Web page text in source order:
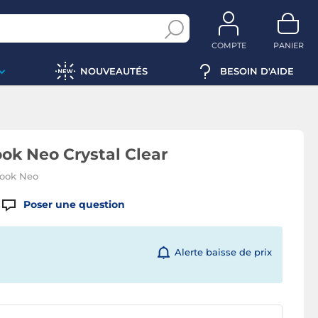
COMPTE PANIER
NOUVEAUTÉS BESOIN D'AIDE
Neo Crystal Clear
Neo
Poser une question
Alerte baisse de prix